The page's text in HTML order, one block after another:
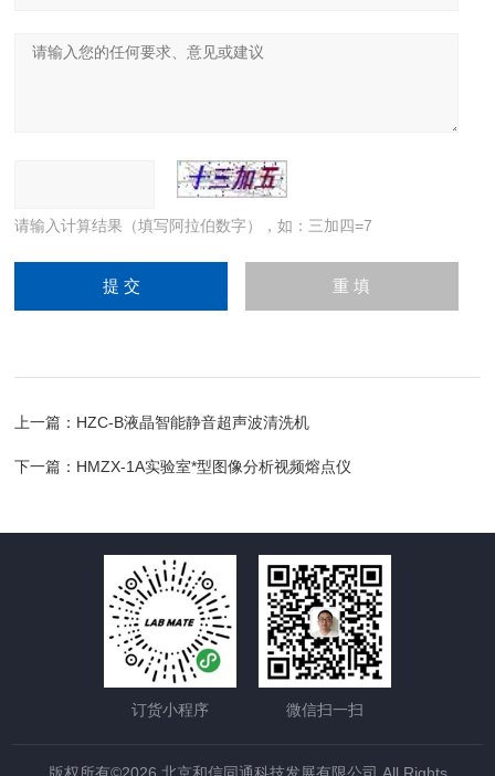
请输入计算结果（填写阿拉伯数字），如：三加四=7
上一篇： HZC-B液晶智能静音超声波清洗机
下一篇： HMZX-1A实验室*型图像分析视频熔点仪
订货小程序 微信扫一扫